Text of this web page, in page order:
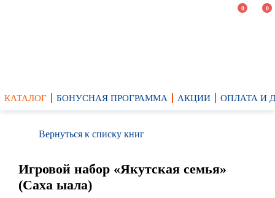
0 0
КАТАЛОГ БОНУСНАЯ ПРОГРАММА АКЦИИ ОПЛАТА И
Вернуться к списку книг
Игровой набор «Якутская семья»
(Саха ыала)